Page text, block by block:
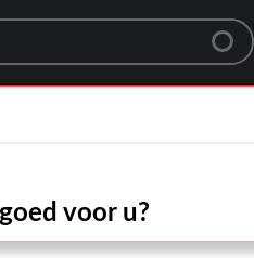
voor u?